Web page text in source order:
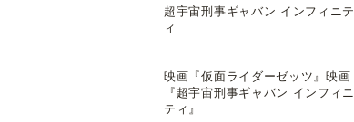
超宇宙刑事ギャバン インフィニテ
ィ
映画『仮面ライダーゼッツ』映画
『超宇宙刑事ギャバン インフィニ
ティ』